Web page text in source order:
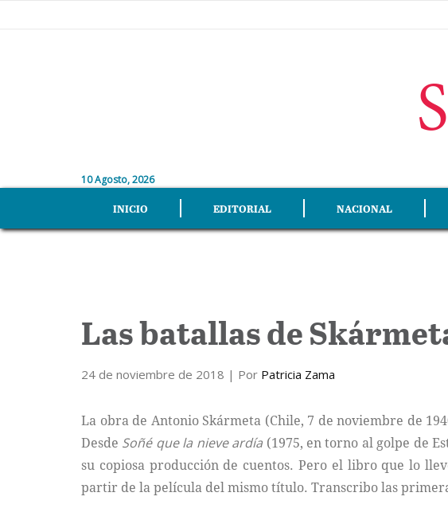
10 Agosto, 2026
INICIO EDITORIAL NACIONAL
Las batallas de
24 de noviembre de 2018 | Por Patricia Zama
La obra de Antonio Skármeta (Chile, 7 de noviembre de
Desde Soñé que la nieve ardía (1975, en torno al golpe de
su copiosa producción de cuentos. Pero el libro que lo
partir de la película del mismo título. Transcribo las